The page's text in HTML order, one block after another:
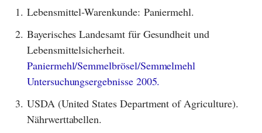
1. Lebensmittel-Warenkunde: Paniermehl.
2. Bayerisches Landesamt für Gesundheit und
Lebensmittelsicherheit.
Paniermehl/Semmelbrösel/Semmelmehl
Untersuchungsergebnisse 2005.
3. USDA (United States Department of Agriculture).
Nährwerttabellen.